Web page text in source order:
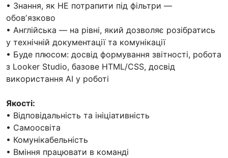
• Знання, як НЕ потрапити під фільтри —
обовʼязково
• Англійська — на рівні, який дозволяє розібратись
у технічній документації та комунікації
• Буде плюсом: досвід формування звітності, робота
з Looker Studio, базове HTML/CSS, досвід
використання AI у роботі
Якості:
• Відповідальність та ініціативність
• Самоосвіта
• Комунікабельність
• Вміння працювати в команді